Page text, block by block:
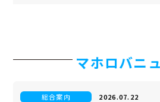
マホロバニ
総合案内 2026.07.22